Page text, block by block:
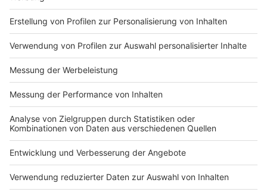
amerikanischen Servern gespeichert, sodass ein Zugriff
seitens Dritter und das Auslesen von Telefonnummern
nicht ausgeschlossen werden kann.
Zudem weisen wir Euch ausdrücklich darauf hin, dass
etwaige Rechte Dritter berücksichtigt werden müssen.
Wenn Ihr uns Dateien über WhatsApp zusendet, dienen
diese der redaktionellen und/oder werblichen Verwertung
durch Antenne Düsseldorf. Ihr räumt uns das einfache,
inhaltlich, räumlich und zeitlich unbeschränkte Recht ein,
Video) für unsere Zwecke (redaktionell und werblich) zu
nutzen.